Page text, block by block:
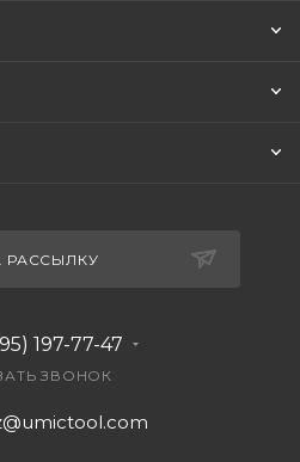
РАССЫЛКУ
197-77-47
ЗВОНОК